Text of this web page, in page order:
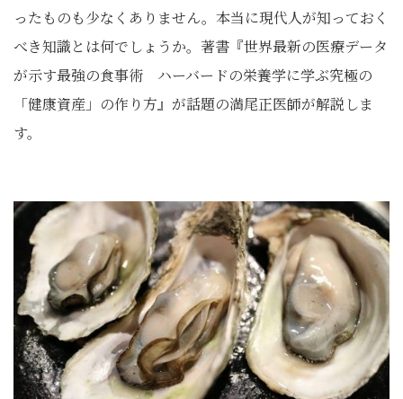
ったものも少なくありません。本当に現代人が知っておく
べき知識とは何でしょうか。著書『世界最新の医療データ
が示す最強の食事術 ハーバードの栄養学に学ぶ究極の
「健康資産」の作り方』が話題の満尾正医師が解説しま
す。